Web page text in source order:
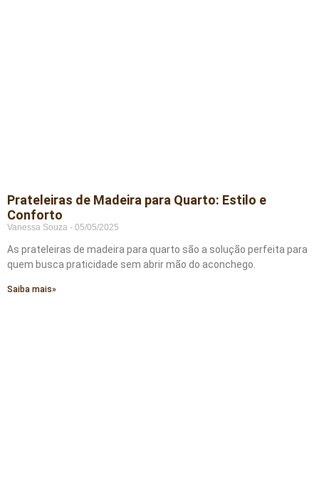
Prateleiras de Madeira para Quarto: Estilo e
Conforto
Vanessa Souza 05/05/2025
As prateleiras de madeira para quarto são a solução perfeita para
quem busca praticidade sem abrir mão do aconchego.
Saiba mais»